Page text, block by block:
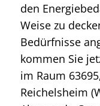
den
Weise zu
Bedürfnisse
kommen Sie
im Raum
Reichelsheim